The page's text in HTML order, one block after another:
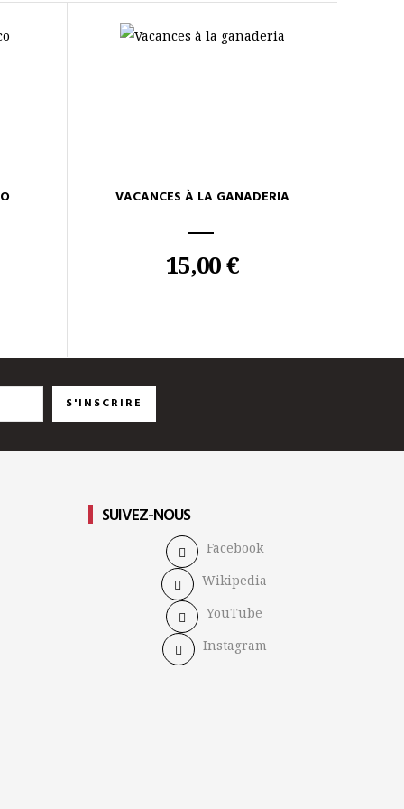
VACANCES À LA GANADERIA
15,00 €
S'INSCRIRE
SUIVEZ-NOUS
Facebook
Wikipedia
YouTube
Instagram